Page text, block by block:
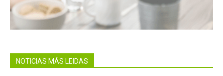
NOTICIAS MÁS LEIDAS